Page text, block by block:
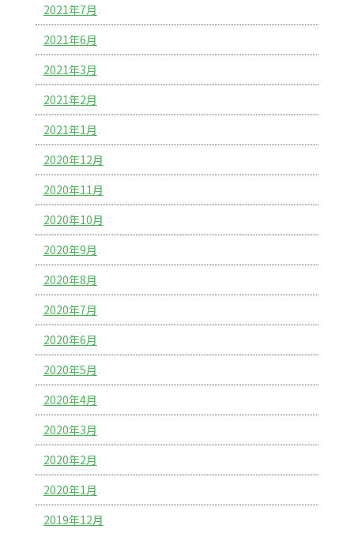
2021年7月
2021年6月
2021年3月
2021年2月
2021年1月
2020年12月
2020年11月
2020年10月
2020年9月
2020年8月
2020年7月
2020年6月
2020年5月
2020年4月
2020年3月
2020年2月
2020年1月
2019年12月